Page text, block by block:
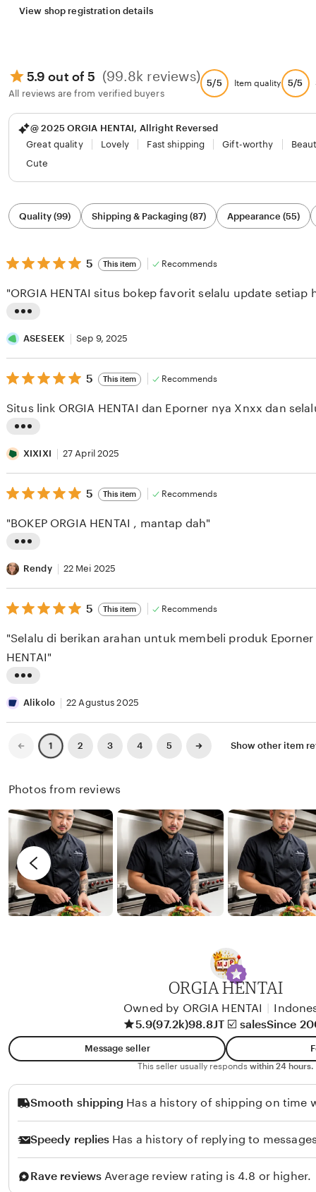
View shop registration details
5.9 out of 5 (99.8k reviews)
All reviews are from verified buyers
5/5 Item quality 5/5
@ 2025 ORGIA HENTAI, Allright Reversed
Great quality
Lovely Fast shipping Gift-worthy
Cute
Filter
by
category
Quality (99) Shipping & Packaging (87) Appearance (55)
5
out
5
stars
5 This item Recommends
i
s
t
n
r
e
v
e
b
y
A
E
S
E
K
"ORGIA HENTAI situs bokep favorit selalu update setiap
ASESEEK Sep 9, 2025
5
out
5
stars
5 This item Recommends
i
s
t
n
r
e
v
e
w
y
X
X
I
Situs link ORGIA HENTAI dan Eporner nya Xnxx dan
XIXIXI 27 April 2025
5
out
5
stars
5 This item Recommends
i
s
t
n
g
e
v
y
R
e
n
d
y
"BOKEP ORGIA HENTAI , mantap dah"
Rendy 22 Mei 2025
5
out
5
stars
5 This item Recommends
i
s
r
e
i
e
w
l
o
"Selalu di berikan arahan untuk membeli produk Eporner
HENTAI"
Alikolo 22 Agustus 2025
Previous
page
1 2 3 4 5
Next
page
Show other item
Photos from reviews
ORGIA HENTAI
Owned by ORGIA HENTAI
5.9(97.2k)98.8JT ☑️ salesSince
Message seller
This seller usually responds within 24 hours.
Smooth shipping Has a history of shipping on time
Speedy replies Has a history of replying to
Rave reviews Average review rating is 4.8 or higher.